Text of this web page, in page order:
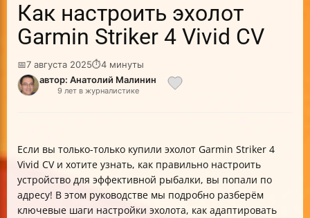
Как настроить эхолот
Garmin Striker 4 Vivid CV
📅7 августа 2025⏱4 минуты
автор: Анатолий Малинин
9 лет в журналистике
Если вы только-только купили эхолот Garmin Striker 4
Vivid CV и хотите узнать, как правильно настроить
устройство для эффективной рыбалки, вы попали по
адресу! В этом руководстве мы подробно разберём
ключевые шаги настройки эхолота, как адаптировать